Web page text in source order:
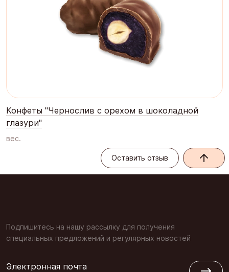
Конфеты "Чернослив с орехом в шоколадной
глазури"
вес.
Оставить отзыв
Подпишитесь на нашу рассылку для получения
специальных предложений и регулярных новостей
Электронная почта